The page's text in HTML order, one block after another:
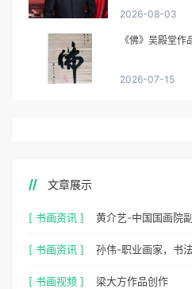
2026-08-03
《佛》吴殿堂作
2026-07-15
文章展示
[ 书画资讯 ]
[ 书画资讯 ] 孙伟-职业画家，书
[ 书画视频 ] 梁大方作品创作